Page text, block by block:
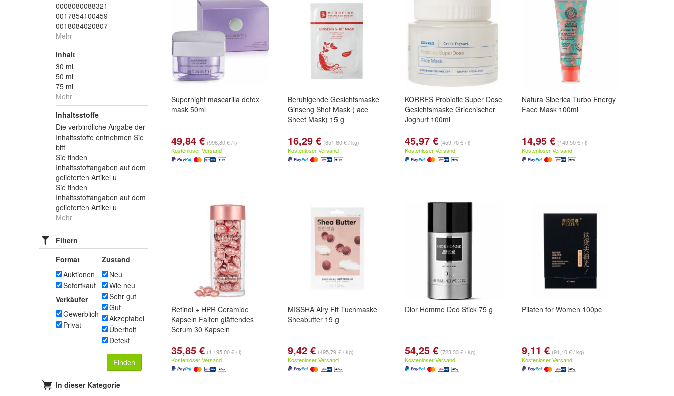
0008080088321
0017854100459
0018084020807
Mehr
Inhalt
30 ml
50 ml
75 ml
Mehr
Inhaltsstoffe
Die verbindliche Angabe der
Inhaltsstoffe entnehmen Sie
bitt
Sie finden
Inhaltsstoffangaben auf dem
gelieferten Artikel u
Sie finden
Inhaltsstoffangaben auf dem
gelieferten Artikel u
Mehr
Filtern
Format
Auktionen
Sofortkauf
Verkäufer
Gewerblich
Privat
Zustand
Neu
Wie neu
Sehr gut
Gut
Akzeptabel
Überholt
Defekt
Finden
In dieser Kategorie
Supernight mascarilla detox
mask 50ml
49,84 € (996,80 € / l)
Kostenloser Versand
Beruhigende Gesichtsmaske
Ginseng Shot Mask ( ace
Sheet Mask) 15 g
16,29 € (651,60 € / kg)
Kostenloser Versand
KORRES Probiotic Super Dose
Gesichtsmaske Griechischer
Joghurt 100ml
45,97 € (459,70 € / l)
Kostenloser Versand
Natura Siberica Turbo Energy
Face Mask 100ml
14,95 € (149,50 € / l)
Kostenloser Versand
Retinol + HPR Ceramide
Kapseln Falten glättendes
Serum 30 Kapseln
35,85 € (1.195,00 € / l)
Kostenloser Versand
MISSHA Airy Fit Tuchmaske
Sheabutter 19 g
9,42 € (495,79 € / kg)
Kostenloser Versand
Dior Homme Deo Stick 75 g
54,25 € (723,33 € / kg)
Kostenloser Versand
Pilaten for Women 100pc
9,11 € (91,10 € / kg)
Kostenloser Versand